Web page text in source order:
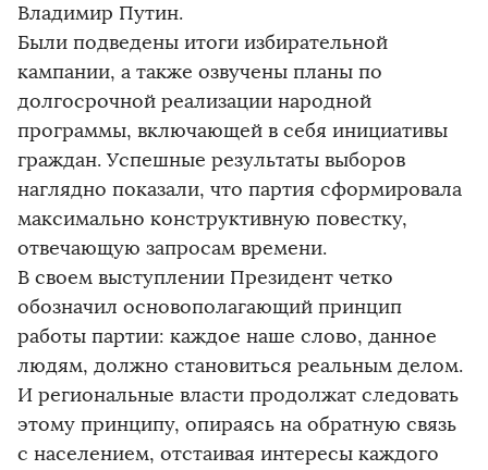
Владимир Путин.
Были подведены итоги избирательной
кампании, а также озвучены планы по
долгосрочной реализации народной
программы, включающей в себя инициативы
граждан. Успешные результаты выборов
наглядно показали, что партия сформировала
максимально конструктивную повестку,
отвечающую запросам времени.
В своем выступлении Президент четко
обозначил основополагающий принцип
работы партии: каждое наше слово, данное
людям, должно становиться реальным делом.
И региональные власти продолжат следовать
этому принципу, опираясь на обратную связь
с населением, отстаивая интересы каждого